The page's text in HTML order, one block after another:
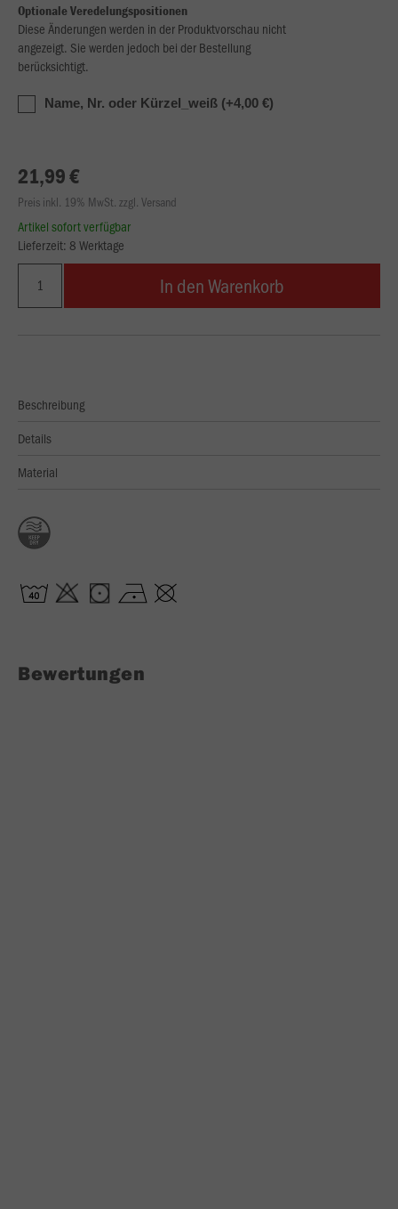
Optionale Veredelungspositionen
Diese Änderungen werden in der Produktvorschau nicht
angezeigt. Sie werden jedoch bei der Bestellung
berücksichtigt.
Name, Nr. oder Kürzel_weiß (+4,00 €)
21,99 €
Preis inkl. 19% MwSt. zzgl. Versand
Artikel sofort verfügbar
Lieferzeit: 8 Werktage
In den Warenkorb
Beschreibung
Details
Material
Bewertungen